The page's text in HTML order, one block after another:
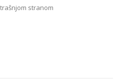
stranom